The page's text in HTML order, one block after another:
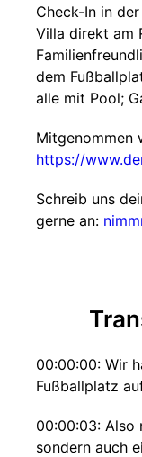
Check-In in
Villa direkt am
dem
alle mit Pool;
Mitgenommen
https://
Schreib uns
gerne an:
00:00:00: Wir
Fußballplatz
00:00:03: Also
sondern auch